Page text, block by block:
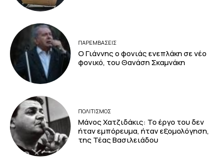
ΠΑΡΕΜΒΑΣΕΙΣ
Ο Γιάννης ο φονιάς ενεπλάκη σε νέο
φονικό, του Θανάση Σκαμνάκη
ΠΟΛΙΤΙΣΜΟΣ
Μάνος Χατζιδάκις: Το έργο του δεν
ήταν εμπόρευμα, ήταν εξομολόγηση,
της Τέας Βασιλειάδου